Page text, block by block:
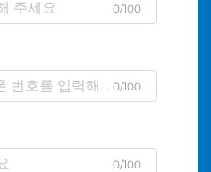
0/100
0/100
0/100